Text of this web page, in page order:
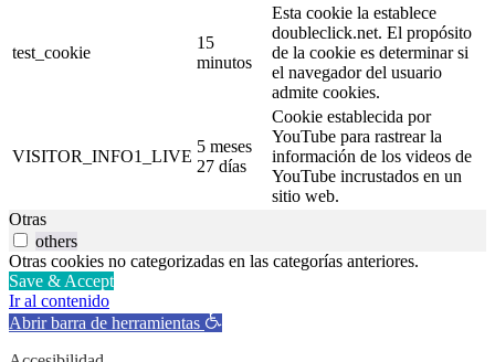
test_cookie
15
minutos
Esta cookie la establece
doubleclick.net. El propósito
de la cookie es determinar si
el navegador del usuario
admite cookies.
VISITOR_INFO1_LIVE
5 meses
27 días
Cookie establecida por
YouTube para rastrear la
información de los videos de
YouTube incrustados en un
sitio web.
Otras
others
Otras cookies no categorizadas en las categorías anteriores.
Save & Accept
Ir al contenido
Abrir barra de herramientas